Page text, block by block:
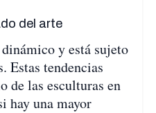
del arte
y está sujeto
Estas tendencias
de las esculturas en
hay una mayor